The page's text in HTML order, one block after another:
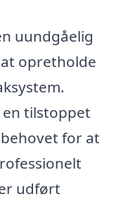
uundgåelig
opretholde
tilstoppet
for at
udført